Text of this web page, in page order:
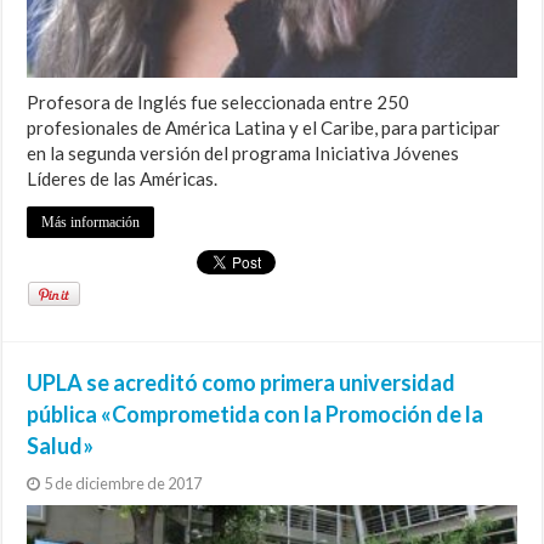
Profesora de Inglés fue seleccionada entre 250
profesionales de América Latina y el Caribe, para participar
en la segunda versión del programa Iniciativa Jóvenes
Líderes de las Américas.
Más información
UPLA se acreditó como primera universidad
pública «Comprometida con la Promoción de la
Salud»
5 de diciembre de 2017